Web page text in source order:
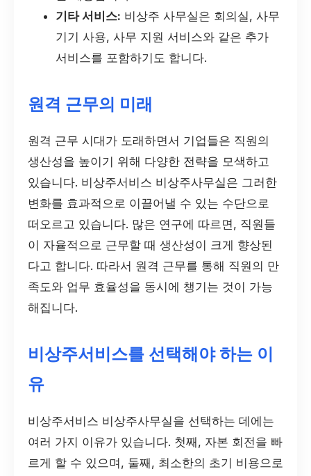
기타 서비스: 비상주 사무실은 회의실, 사무
기기 사용, 사무 지원 서비스와 같은 추가
서비스를 포함하기도 합니다.
원격 근무의 미래
원격 근무 시대가 도래하면서 기업들은 직원의
생산성을 높이기 위해 다양한 전략을 모색하고
있습니다. 비상주서비스 비상주사무실은 그러한
변화를 효과적으로 이끌어낼 수 있는 수단으로
떠오르고 있습니다. 많은 연구에 따르면, 직원들
이 자율적으로 근무할 때 생산성이 크게 향상된
다고 합니다. 따라서 원격 근무를 통해 직원의 만
족도와 업무 효율성을 동시에 챙기는 것이 가능
해집니다.
비상주서비스를 선택해야 하는 이
유
비상주서비스 비상주사무실을 선택하는 데에는
여러 가지 이유가 있습니다. 첫째, 자본 회전을 빠
르게 할 수 있으며, 둘째, 최소한의 초기 비용으로